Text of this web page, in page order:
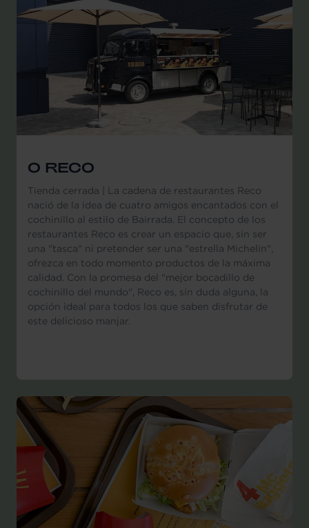
O RECO
Tienda cerrada | La cadena de restaurantes Reco
nació de la idea de cuatro amigos encantados con el
cochinillo al estilo de Bairrada. El concepto de los
restaurantes Reco es crear un espacio que, sin ser
una "tasca" ni pretender ser una "estrella Michelin",
ofrezca en todo momento productos de la máxima
calidad. Con la promesa del "mejor bocadillo de
cochinillo del mundo", Reco es, sin duda alguna, la
opción ideal para todos los que saben disfrutar de
este delicioso manjar.